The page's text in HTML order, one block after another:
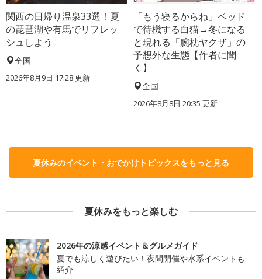
関西の日帰り温泉33選！夏
の琵琶湖や有馬でリフレッ
シュしよう
全国
2026年8月9日 17:28更新
「もう寝るからね」ベッド
で待機する白猫→冬になる
と現れる「腕枕ヤクザ」の
予想外な生態【作者に聞
く】
全国
2026年8月8日 20:35 更新
夏休みのイベント・おでかけトピックスをもっと見る
夏休みをもっと楽しむ
2026年の涼感イベント＆グルメガイド
夏でも涼しく遊びたい！夜間開催や水系イベントも
紹介